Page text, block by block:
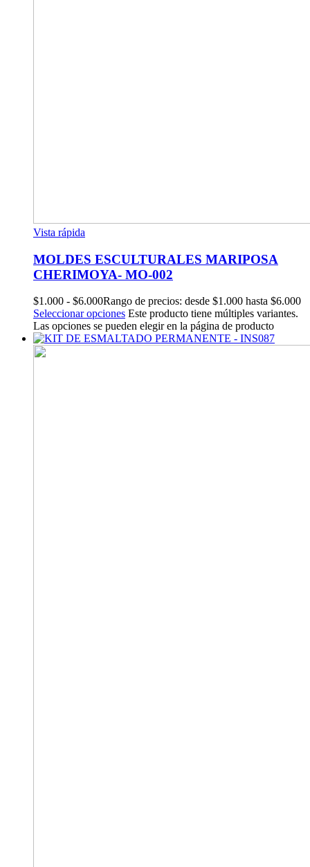
Vista rápida
MOLDES ESCULTURALES MARIPOSA
CHERIMOYA- MO-002
$1.000 - $6.000Rango de precios: desde $1.000 hasta $6.000
Seleccionar opciones Este producto tiene múltiples variantes.
Las opciones se pueden elegir en la página de producto